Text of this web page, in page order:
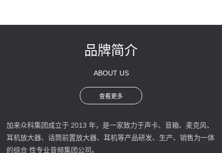
品牌简介
ABOUT US
加来众科集团成立于 2013 年，是一家致力于声卡、音箱、麦克风、
耳机放大器、话筒前置放大器、耳机等产品研发、生产、销售为一体
的综合 性专业音频集团公司。